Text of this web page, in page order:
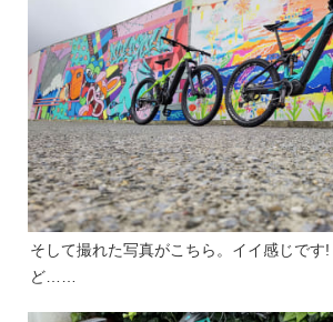
そして撮れた写真がこちら。イイ感じです
ど……